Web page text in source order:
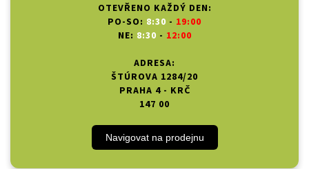
OTEVŘENO KAŽDÝ DEN:
PO-SO: 8:30 - 19:00
NE: 8:30 - 12:00
ADRESA:
ŠTÚROVA 1284/20
PRAHA 4 - KRČ
147 00
Navigovat na prodejnu